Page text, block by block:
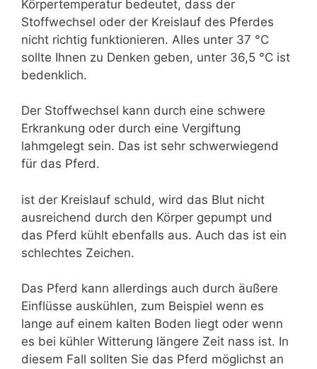
Körpertemperatur bedeutet, dass der
Stoffwechsel oder der Kreislauf des Pferdes
nicht richtig funktionieren. Alles unter 37 °C
sollte Ihnen zu Denken geben, unter 36,5 °C ist
bedenklich.
Der Stoffwechsel kann durch eine schwere
Erkrankung oder durch eine Vergiftung
lahmgelegt sein. Das ist sehr schwerwiegend
für das Pferd.
ist der Kreislauf schuld, wird das Blut nicht
ausreichend durch den Körper gepumpt und
das Pferd kühlt ebenfalls aus. Auch das ist ein
schlechtes Zeichen.
Das Pferd kann allerdings auch durch äußere
Einflüsse auskühlen, zum Beispiel wenn es
lange auf einem kalten Boden liegt oder wenn
es bei kühler Witterung längere Zeit nass ist. In
diesem Fall sollten Sie das Pferd möglichst an